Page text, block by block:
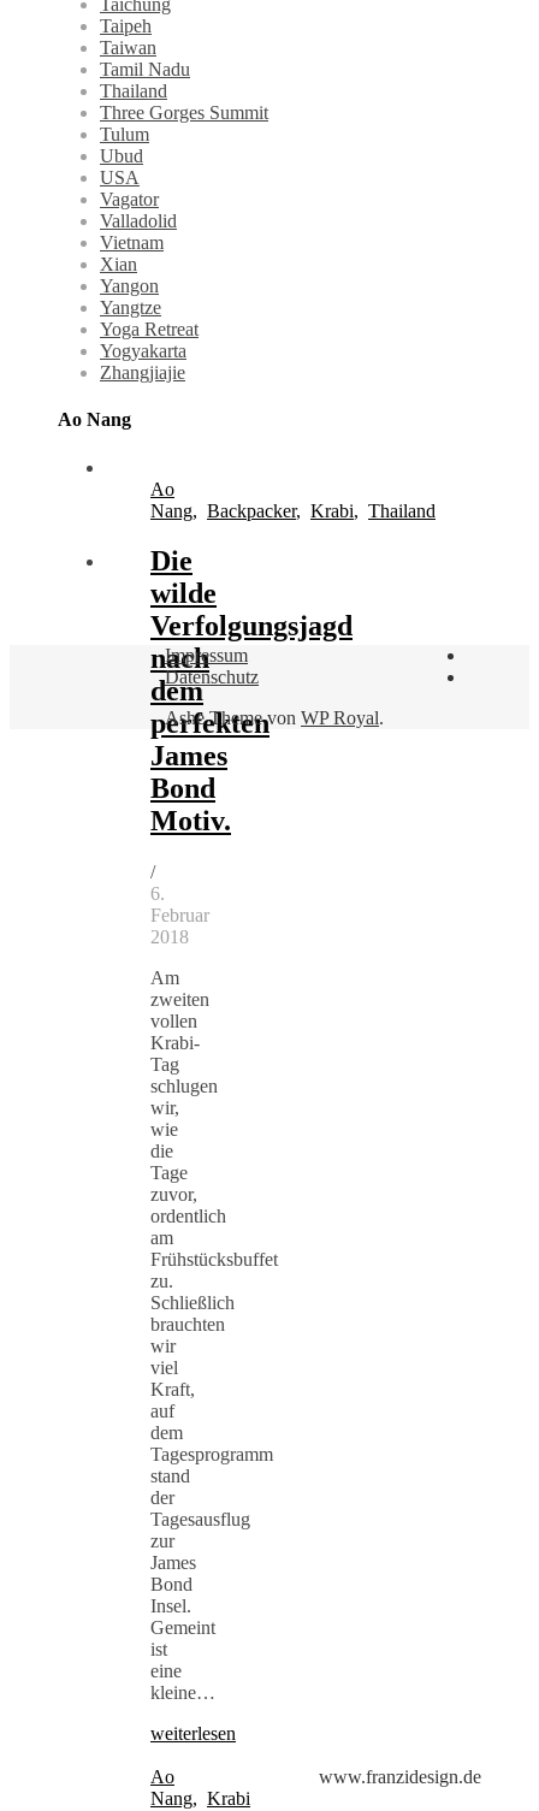
Taichung
Taipeh
Taiwan
Tamil Nadu
Thailand
Three Gorges Summit
Tulum
Ubud
USA
Vagator
Valladolid
Vietnam
Xian
Yangon
Yangtze
Yoga Retreat
Yogyakarta
Zhangjiajie
Ao Nang
Ao
Nang, Backpacker, Krabi, Thailand
Die
wilde
Verfolgungsjagd
nach
dem
perfekten
James
Bond
Motiv.
/
6.
Februar
2018
Am
zweiten
vollen
Krabi-
Tag
schlugen
wir,
wie
die
Tage
zuvor,
ordentlich
am
Frühstücksbuffet
zu.
Schließlich
brauchten
wir
viel
Kraft,
auf
dem
Tagesprogramm
stand
der
Tagesausflug
zur
James
Bond
Insel.
Gemeint
ist
eine
kleine…
weiterlesen
Ao
Nang, Krabi
www.franzidesign.de
Impressum
Datenschutz
Ashe Theme von WP Royal.